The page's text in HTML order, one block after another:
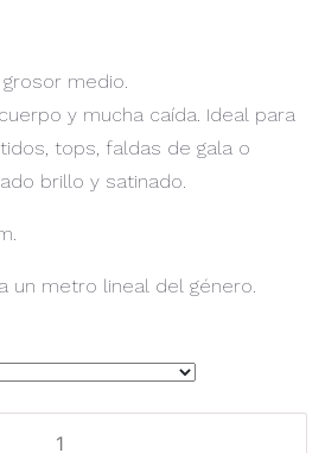
medio.
y mucha caída. Ideal para
tops, faldas de gala o
brillo y satinado.
un metro lineal del género.